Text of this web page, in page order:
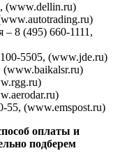
(www.dellin.ru)
8 (495) 660-1111,
5505, (www.jde.ru)
(www.baikalsr.ru)
55, (www.emspost.ru)
оплаты и
подберем